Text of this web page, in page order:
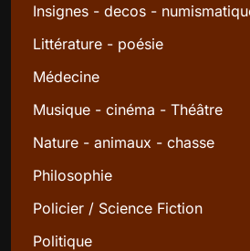
Insignes - decos -
Littérature - poésie
Médecine
Musique - cinéma - Théâtre
Nature - animaux - chasse
Philosophie
Policier / Science Fiction
Politique